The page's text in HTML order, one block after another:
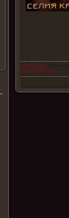
Селия Кайл
Комментарии (0)